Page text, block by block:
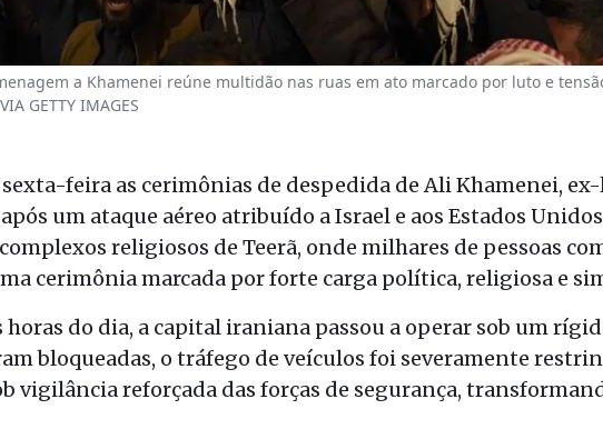
a Khamenei reúne multidão nas ruas em ato marcado por luto e
GETTY IMAGES
feira as cerimônias de despedida de Ali Khamenei,
um ataque aéreo atribuído a Israel e aos Estados
religiosos de Teerã, onde milhares de pessoas
cerimônia marcada por forte carga política, religiosa e
horas do dia, a capital iraniana passou a operar sob um
bloqueadas, o tráfego de veículos foi severamente
vigilância reforçada das forças de segurança,